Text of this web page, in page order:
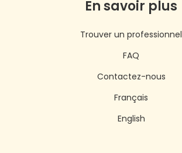
En savoir plus
Trouver un professionnel
FAQ
Contactez-nous
Français
English